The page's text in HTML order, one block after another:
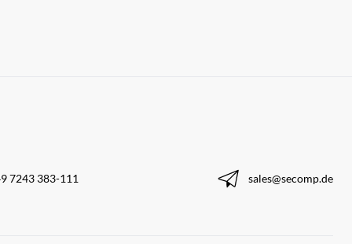
7243 383-111 sales@secomp.de